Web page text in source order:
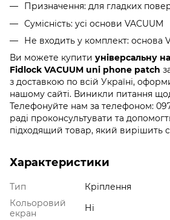
Призначення: для гладких
Сумісність: усі основи VACUUM
Не входить у комплект: основа
Ви можете купити універсальну
Fidlock VACUUM uni phone patch
з доставкою по всій Україні,
нашому сайті. Виникли питання
Телефонуйте нам за телефоном:
раді проконсультувати та
підходящий товар, який вирішить
Характеристики
Тип
Кріплення
Кольоровий
екран
Ні